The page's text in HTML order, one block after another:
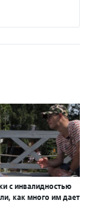
с инвалидностью
как много им дает